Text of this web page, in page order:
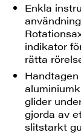
Enkla
indikator
rätta
glider
gjorda av
slitstarkt